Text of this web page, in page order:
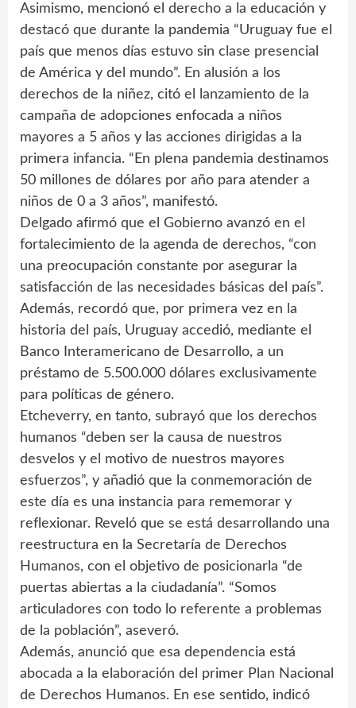
Asimismo, mencionó el derecho a la educación y
destacó que durante la pandemia “Uruguay fue el
país que menos días estuvo sin clase presencial
de América y del mundo”. En alusión a los
derechos de la niñez, citó el lanzamiento de la
campaña de adopciones enfocada a niños
mayores a 5 años y las acciones dirigidas a la
primera infancia. “En plena pandemia destinamos
50 millones de dólares por año para atender a
niños de 0 a 3 años”, manifestó.
Delgado afirmó que el Gobierno avanzó en el
fortalecimiento de la agenda de derechos, “con
una preocupación constante por asegurar la
satisfacción de las necesidades básicas del país”.
Además, recordó que, por primera vez en la
historia del país, Uruguay accedió, mediante el
Banco Interamericano de Desarrollo, a un
préstamo de 5.500.000 dólares exclusivamente
para políticas de género.
Etcheverry, en tanto, subrayó que los derechos
humanos “deben ser la causa de nuestros
desvelos y el motivo de nuestros mayores
esfuerzos”, y añadió que la conmemoración de
este día es una instancia para rememorar y
reflexionar. Reveló que se está desarrollando una
reestructura en la Secretaría de Derechos
Humanos, con el objetivo de posicionarla “de
puertas abiertas a la ciudadanía”. “Somos
articuladores con todo lo referente a problemas
de la población”, aseveró.
Además, anunció que esa dependencia está
abocada a la elaboración del primer Plan Nacional
de Derechos Humanos. En ese sentido, indicó